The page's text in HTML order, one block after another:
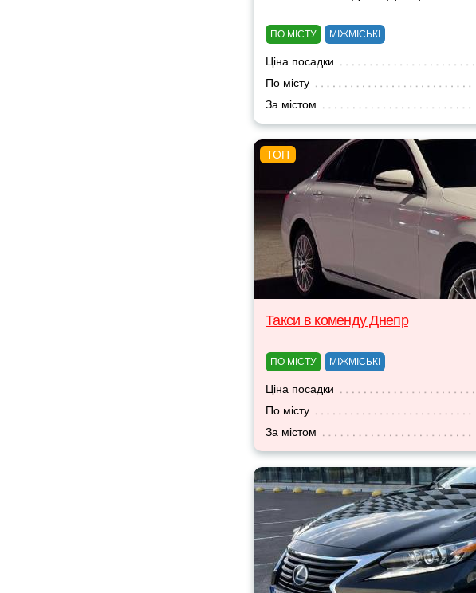
ПО МІСТУ МІЖМІСЬКІ
Ціна посадки
По місту
За містом
Такси в коменду Днепр
ПО МІСТУ МІЖМІСЬКІ
Ціна посадки
По місту
За містом